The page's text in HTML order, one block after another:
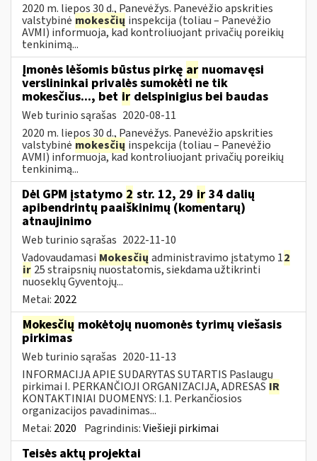
2020 m. liepos 30 d., Panevėžys. Panevėžio apskrities
valstybinė mokesčių inspekcija (toliau – Panevėžio
AVMI) informuoja, kad kontroliuojant privačių poreikių
tenkinimą...
Įmonės lėšomis būstus pirkę ar nuomavęsi
verslininkai privalės sumokėti ne tik
mokesčius..., bet ir delspinigius bei baudas
Web turinio sąrašas 2020-08-11
2020 m. liepos 30 d., Panevėžys. Panevėžio apskrities
valstybinė mokesčių inspekcija (toliau – Panevėžio
AVMI) informuoja, kad kontroliuojant privačių poreikių
tenkinimą...
Dėl GPM įstatymo 2 str. 12, 29 ir 34 dalių
apibendrintų paaiškinimų (komentarų)
atnaujinimo
Web turinio sąrašas 2022-11-10
Vadovaudamasi Mokesčių administravimo įstatymo 12
ir 25 straipsnių nuostatomis, siekdama užtikrinti
nuoseklų Gyventojų...
Metai: 2022
Mokesčių mokėtojų nuomonės tyrimų viešasis
pirkimas
Web turinio sąrašas 2020-11-13
INFORMACIJA APIE SUDARYTAS SUTARTIS Paslaugų
pirkimai I. PERKANČIOJI ORGANIZACIJA, ADRESAS IR
KONTAKTINIAI DUOMENYS: I.1. Perkančiosios
organizacijos pavadinimas...
Metai: 2020 Pagrindinis:Viešieji pirkimai
Teisės aktų projektai